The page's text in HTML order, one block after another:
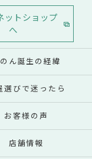
ットショップ
へ
ん誕生の経緯
選びで迷ったら
お客様の声
店舗情報